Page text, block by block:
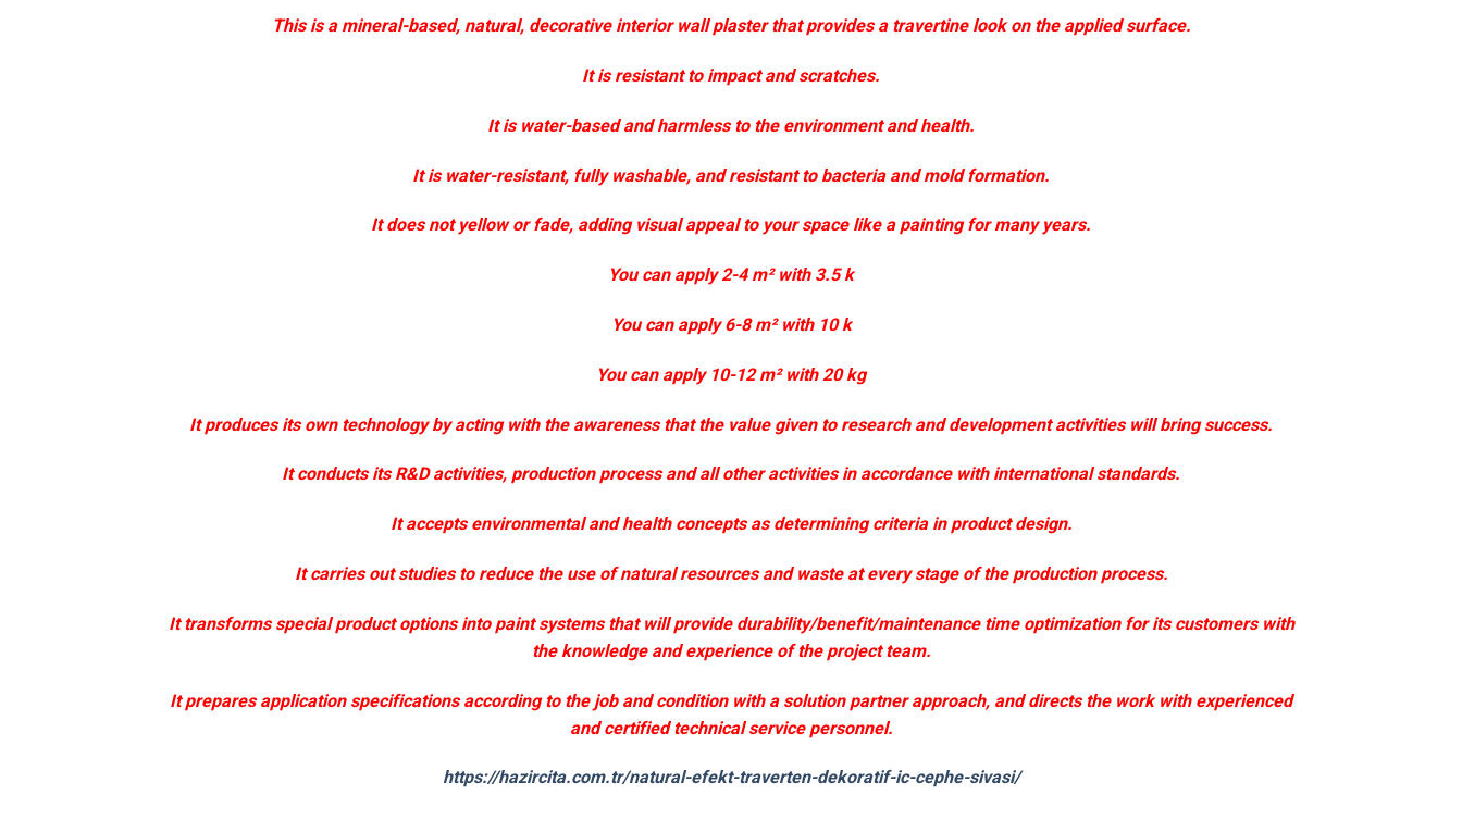
This is a mineral-based, natural, decorative interior wall plaster that provides a travertine look on the applied surface.
It is resistant to impact and scratches.
It is water-based and harmless to the environment and health.
It is water-resistant, fully washable, and resistant to bacteria and mold formation.
It does not yellow or fade, adding visual appeal to your space like a painting for many years.
You can apply 2-4 m² with 3.5 k
You can apply 6-8 m² with 10 k
You can apply 10-12 m² with 20 kg
It produces its own technology by acting with the awareness that the value given to research and development activities will bring success.
It conducts its R&D activities, production process and all other activities in accordance with international standards.
It accepts environmental and health concepts as determining criteria in product design.
It carries out studies to reduce the use of natural resources and waste at every stage of the production process.
It transforms special product options into paint systems that will provide durability/benefit/maintenance time optimization for its customers with
the knowledge and experience of the project team.
It prepares application specifications according to the job and condition with a solution partner approach, and directs the work with experienced
and certified technical service personnel.
https://hazircita.com.tr/natural-efekt-traverten-dekoratif-ic-cephe-sivasi/